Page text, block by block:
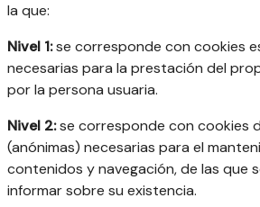
la que:
Nivel 1:se corresponde con cookies
necesarias para la prestación del
por la persona usuaria.
Nivel 2:se corresponde con cookies
(anónimas) necesarias para el
contenidos y navegación, de las que
informar sobre su existencia.